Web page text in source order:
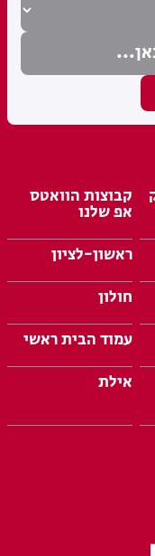
קבוצות הוואטס
אפ שלנו
ראשון-לציון
חולון
עמוד הבית ראשי
אילת